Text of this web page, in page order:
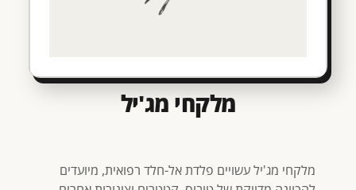
מלקחי מג'יל
מלקחי מג'יל עשויים פלדת אל-חלד רפואית, מיועדים